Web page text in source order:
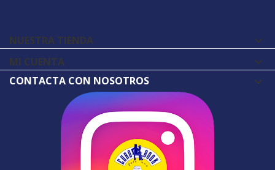
NUESTRA TIENDA 
MI CUENTA 
CONTACTA CON NOSOTROS